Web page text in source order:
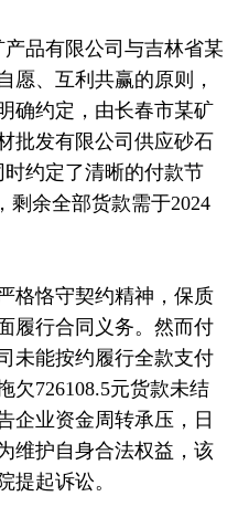
品有限公司与吉林省某
愿、互利共赢的原则，
确约定，由长春市某矿
批发有限公司供应砂石
约定了清晰的付款节
剩余全部货款需于2024
格恪守契约精神，保质
履行合同义务。然而付
未能按约履行全款支付
欠726108.5元货款未结
企业资金周转承压，日
维护自身合法权益，该
提起诉讼。